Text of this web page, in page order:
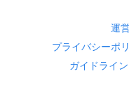
運
プライバシーポ
ガイドライン